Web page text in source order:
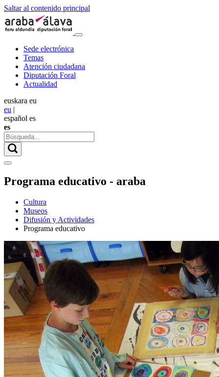
Saltar al contenido principal
Sede electrónica
Temas
Atención ciudadana
Diputación Foral
Actualidad
euskara eu
eu |
español es
es
Programa educativo - araba
Cultura
Museos
Difusión y Actividades
Programa educativo